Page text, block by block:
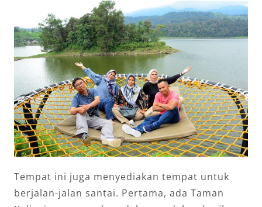
Tempat ini juga menyediakan tempat untuk
berjalan-jalan santai. Pertama, ada Taman